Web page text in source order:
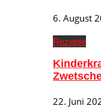
6. August
Rezepte
22. Juni